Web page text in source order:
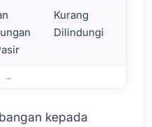
Kurang
Dilindungi
kepada